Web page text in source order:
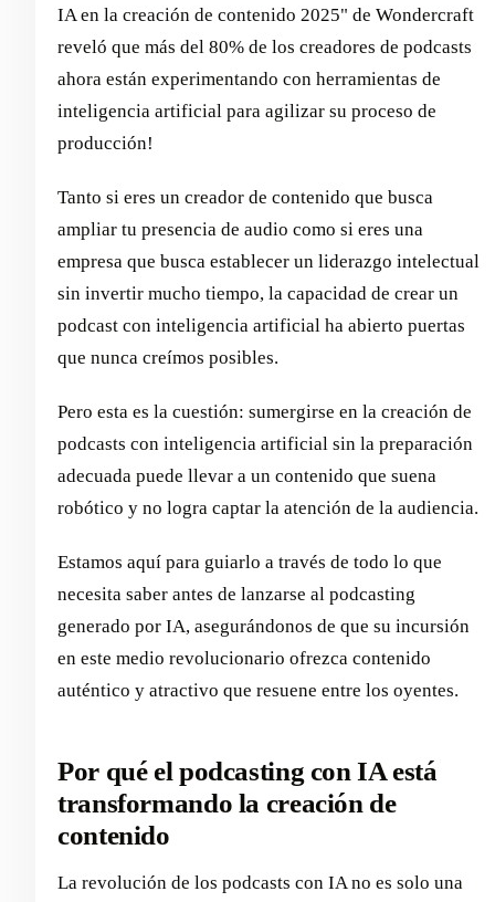
IA en la creación de contenido 2025" de Wondercraft
reveló que más del 80% de los creadores de podcasts
ahora están experimentando con herramientas de
inteligencia artificial para agilizar su proceso de
producción!
Tanto si eres un creador de contenido que busca
ampliar tu presencia de audio como si eres una
empresa que busca establecer un liderazgo intelectual
sin invertir mucho tiempo, la capacidad de crear un
podcast con inteligencia artificial ha abierto puertas
que nunca creímos posibles.
Pero esta es la cuestión: sumergirse en la creación de
podcasts con inteligencia artificial sin la preparación
adecuada puede llevar a un contenido que suena
robótico y no logra captar la atención de la audiencia.
Estamos aquí para guiarlo a través de todo lo que
necesita saber antes de lanzarse al podcasting
generado por IA, asegurándonos de que su incursión
en este medio revolucionario ofrezca contenido
auténtico y atractivo que resuene entre los oyentes.
Por qué el podcasting con IA está
transformando la creación de
contenido
La revolución de los podcasts con IA no es solo una